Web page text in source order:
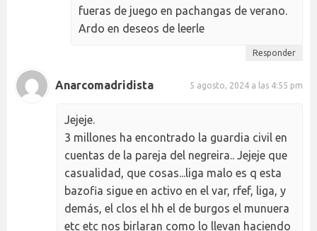
fueras de juego en pachangas de verano.
Ardo en deseos de leerle
Responder
Anarcomadridista 5 agosto, 2024 a las 4:55 pm
Jejeje.
3 millones ha encontrado la guardia civil en
cuentas de la pareja del negreira.. Jejeje que
casualidad, que cosas...liga malo es q esta
bazofia sigue en activo en el var, rfef, liga, y
demás, el clos el hh el de burgos el munuera
etc etc nos birlaran como lo llevan haciendo